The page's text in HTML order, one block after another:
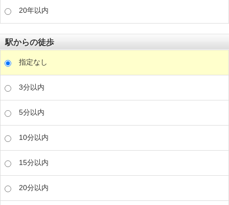
20年以内
駅からの徒歩
指定なし
3分以内
5分以内
10分以内
15分以内
20分以内